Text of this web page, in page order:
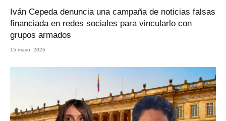
Iván Cepeda denuncia una campaña de noticias falsas
financiada en redes sociales para vincularlo con
grupos armados
15 mayo, 2026